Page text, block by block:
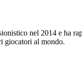
nel 2014 e ha
giocatori al mondo.